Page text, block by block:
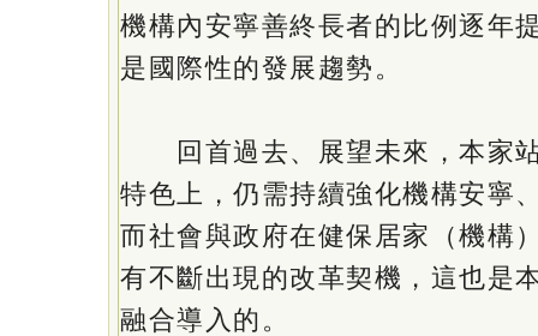
機構內安寧善終長者的比例逐年
是國際性的發展趨勢。
回首過去、展望未來，本家
特色上，仍需持續強化機構安寧
而社會與政府在健保居家（機構
有不斷出現的改革契機，這也是
融合導入的。